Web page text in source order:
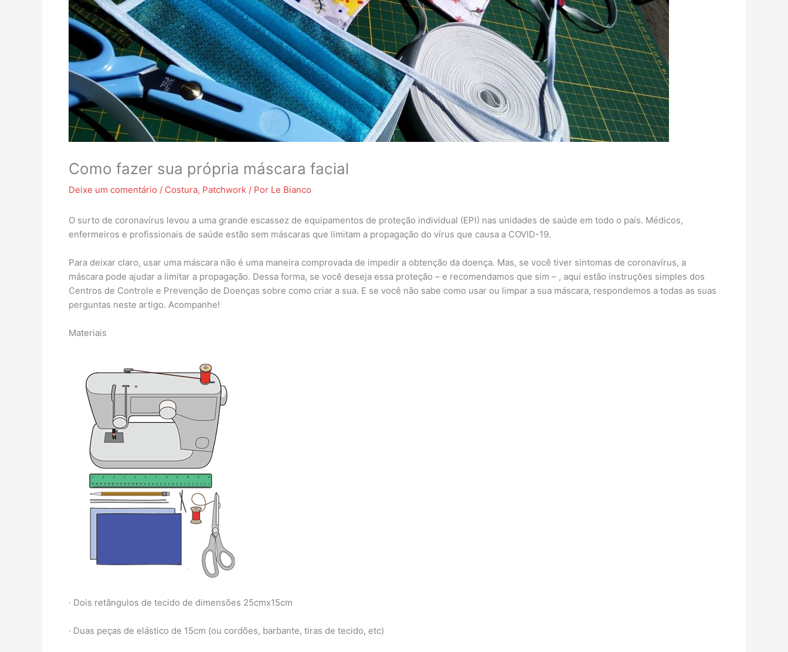
Como fazer sua própria máscara facial
Deixe um comentário / Costura, Patchwork / Por Le Bianco
O surto de coronavírus levou a uma grande escassez de equipamentos de proteção individual (EPI) nas unidades de saúde em todo o país. Médicos,
enfermeiros e profissionais de saúde estão sem máscaras que limitam a propagação do vírus que causa a COVID-19.
Para deixar claro, usar uma máscara não é uma maneira comprovada de impedir a obtenção da doença. Mas, se você tiver sintomas de coronavírus, a
máscara pode ajudar a limitar a propagação. Dessa forma, se você deseja essa proteção – e recomendamos que sim – , aqui estão instruções simples dos
Centros de Controle e Prevenção de Doenças sobre como criar a sua. E se você não sabe como usar ou limpar a sua máscara, respondemos a todas as suas
perguntas neste artigo. Acompanhe!
Materiais
· Dois retângulos de tecido de dimensões 25cmx15cm
· Duas peças de elástico de 15cm (ou cordões, barbante, tiras de tecido, etc)